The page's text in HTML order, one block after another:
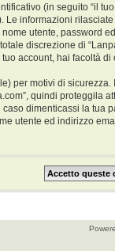
(in seguito “il
Le informazioni
utente, password
discrezione di
account, hai facoltà
per motivi di
quindi proteggila
dimenticassi la tua
utente ed indirizzo